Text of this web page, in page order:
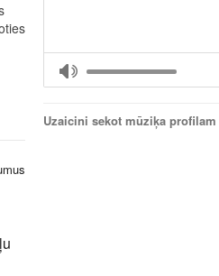
Uzaicini sekot mūziķa profilam